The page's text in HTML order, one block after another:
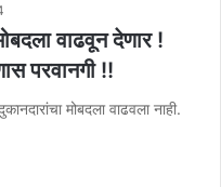
वाढवून देणार !
परवानगी !!
मोबदला वाढवला नाही.